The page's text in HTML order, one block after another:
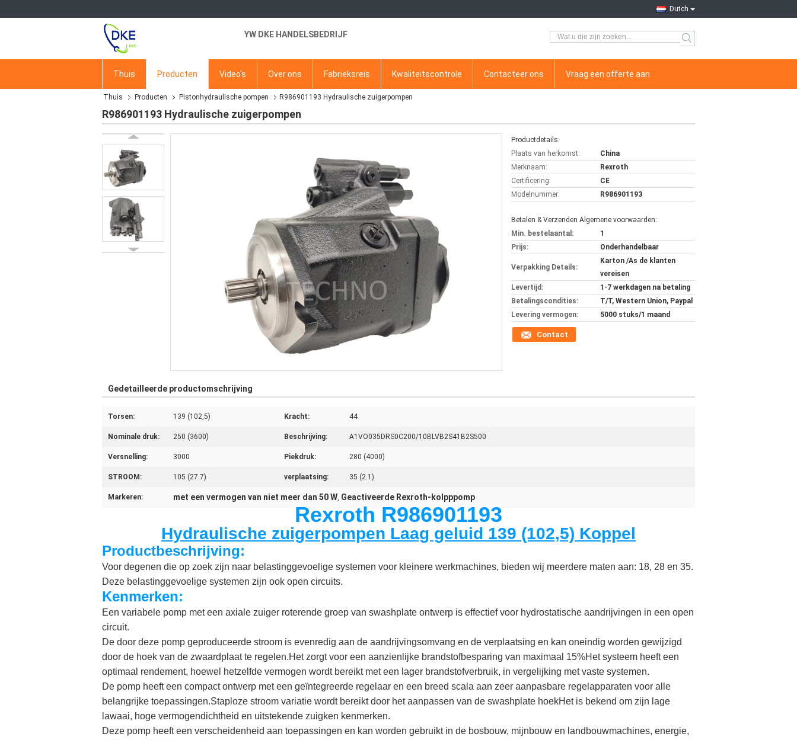
Dutch
YW DKE HANDELSBEDRIJF
Thuis Producten Video's Over ons Fabrieksreis Kwaliteitscontrole Contacteer ons Vraag een offerte aan
Thuis Producten Pistonhydraulische pompen R986901193 Hydraulische zuigerpompen
R986901193 Hydraulische zuigerpompen
Productdetails:
Plaats van herkomst:
China
Merknaam:
Rexroth
Certificering:
CE
Modelnummer:
R986901193
Betalen & Verzenden Algemene voorwaarden:
Min. bestelaantal:
1
Prijs:
Onderhandelbaar
Verpakking Details:
Karton /As de klanten
vereisen
Levertijd:
1-7 werkdagen na betaling
Betalingscondities:
T/T, Western Union, Paypal
Levering vermogen:
5000 stuks/1 maand
Contact
Gedetailleerde productomschrijving
Torsen: 139 (102,5) Kracht: 44
Nominale druk: 250 (3600) Beschrijving: A1VO035DRS0C200/10BLVB2S41B2S500
Versnelling: 3000 Piekdruk: 280 (4000)
STROOM: 105 (27.7) verplaatsing: 35 (2.1)
Markeren: met een vermogen van niet meer dan 50 W, Geactiveerde Rexroth-kolpppomp
Rexroth R986901193
Hydraulische zuigerpompen Laag geluid 139 (102,5) Koppel
Productbeschrijving:
Voor degenen die op zoek zijn naar belastinggevoelige systemen voor kleinere werkmachines, bieden wij meerdere maten aan: 18, 28 en 35.
Deze belastinggevoelige systemen zijn ook open circuits.
Kenmerken:
Een variabele pomp met een axiale zuiger roterende groep van swashplate ontwerp is effectief voor hydrostatische aandrijvingen in een open
circuit.
De door deze pomp geproduceerde stroom is evenredig aan de aandrijvingsomvang en de verplaatsing en kan oneindig worden gewijzigd
door de hoek van de zwaardplaat te regelen.Het zorgt voor een aanzienlijke brandstofbesparing van maximaal 15%Het systeem heeft een
optimaal rendement, hoewel hetzelfde vermogen wordt bereikt met een lager brandstofverbruik, in vergelijking met vaste systemen.
De pomp heeft een compact ontwerp met een geïntegreerde regelaar en een breed scala aan zeer aanpasbare regelapparaten voor alle
belangrijke toepassingen.Staploze stroom variatie wordt bereikt door het aanpassen van de swashplate hoekHet is bekend om zijn lage
lawaai, hoge vermogendichtheid en uitstekende zuigken kenmerken.
Deze pomp heeft een verscheidenheid aan toepassingen en kan worden gebruikt in de bosbouw, mijnbouw en landbouwmachines, energie,